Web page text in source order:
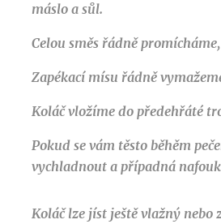
máslo a sůl.
Celou směs řádně
Zapékací mísu řádně
Koláč vložíme do předehřáté
Pokud se vám těsto běhěm
vychladnout a případná
Koláč lze jíst ještě vlažný nebo